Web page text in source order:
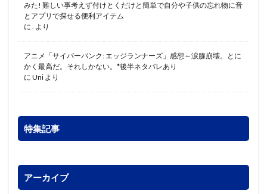
みた! 難しい事考えず付けとくだけと簡単で自分や子供の忘れ物に音
とアプリで探せる便利アイテム
に . より
アニメ「サイバーパンク: エッジランナーズ」感想～涙腺崩壊。とに
かく最高だ。それしかない。*後半ネタバレあり
に Uni より
特集記事
アーカイブ